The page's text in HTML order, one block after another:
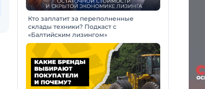
Кто заплатит за переполненные
склады техники? Подкаст с
«Балтийским лизингом»